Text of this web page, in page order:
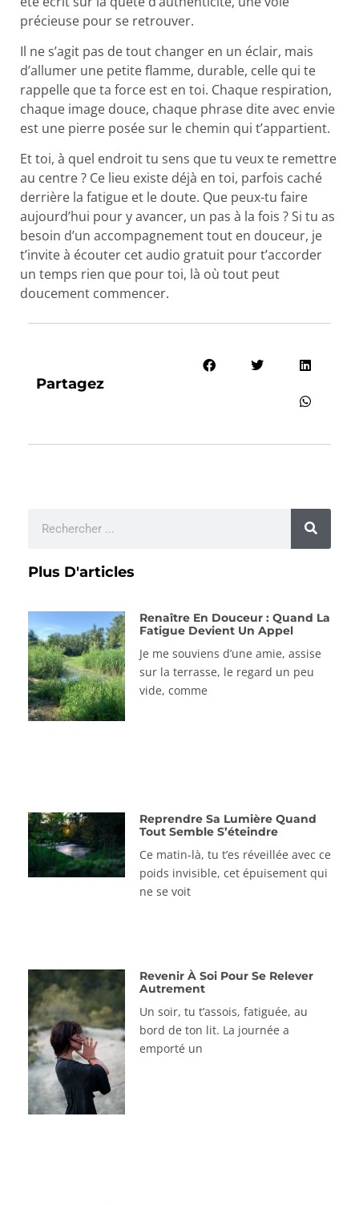
précieuse pour se retrouver.
Il ne s’agit pas de tout changer en un éclair, mais
d’allumer une petite flamme, durable, celle qui te
rappelle que ta force est en toi. Chaque respiration,
chaque image douce, chaque phrase dite avec envie
est une pierre posée sur le chemin qui t’appartient.
Et toi, à quel endroit tu sens que tu veux te remettre
au centre ? Ce lieu existe déjà en toi, parfois caché
derrière la fatigue et le doute. Que peux-tu faire
aujourd’hui pour y avancer, un pas à la fois ? Si tu as
besoin d’un accompagnement tout en douceur, je
t’invite à écouter cet audio gratuit pour t’accorder
un temps rien que pour toi, là où tout peut
doucement commencer.
Partagez
Plus D'articles
Renaître En Douceur : Quand La
Fatigue Devient Un Appel
Je me souviens d’une amie, assise
sur la terrasse, le regard un peu
vide, comme
Reprendre Sa Lumière Quand
Tout Semble S’éteindre
Ce matin-là, tu t’es réveillée avec ce
poids invisible, cet épuisement qui
ne se voit
Revenir À Soi Pour Se Relever
Autrement
Un soir, tu t’assois, fatiguée, au
bord de ton lit. La journée a
emporté un